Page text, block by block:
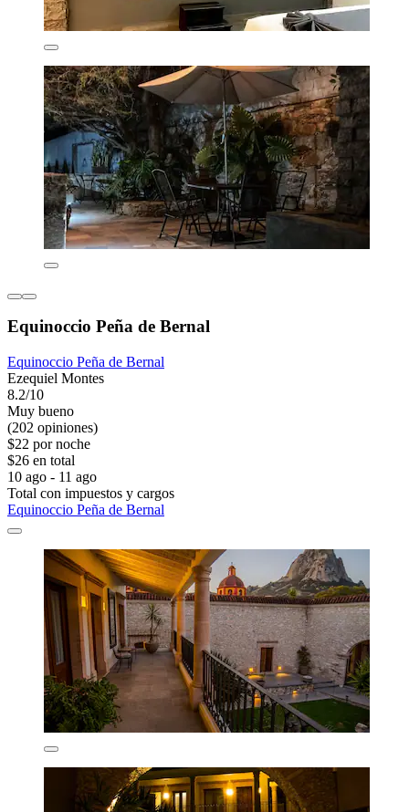
Equinoccio Peña de Bernal
Equinoccio Peña de Bernal
Ezequiel Montes
8.2/10
Muy bueno
(202 opiniones)
$22 por noche
$26 en total
10 ago - 11 ago
Total con impuestos y cargos
Equinoccio Peña de Bernal